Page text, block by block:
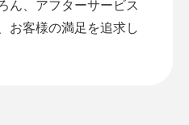
ん、アフターサービス
お客様の満足を追求し